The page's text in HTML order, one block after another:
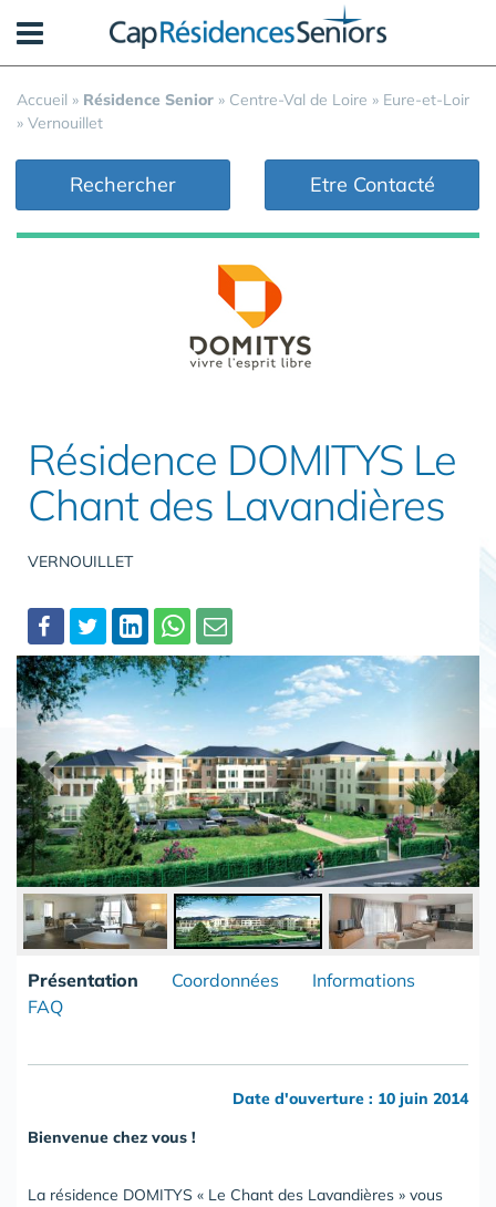
Accueil » Résidence Senior » Centre-Val de Loire » Eure-et-Loir
» Vernouillet
Rechercher Etre Contacté
Résidence DOMITYS Le
Chant des Lavandières
VERNOUILLET
Partager
Présentation Coordonnées
Informations
FAQ
Date d'ouverture : 10 juin 2014
Bienvenue chez vous !
La résidence DOMITYS « Le Chant des Lavandières » vous